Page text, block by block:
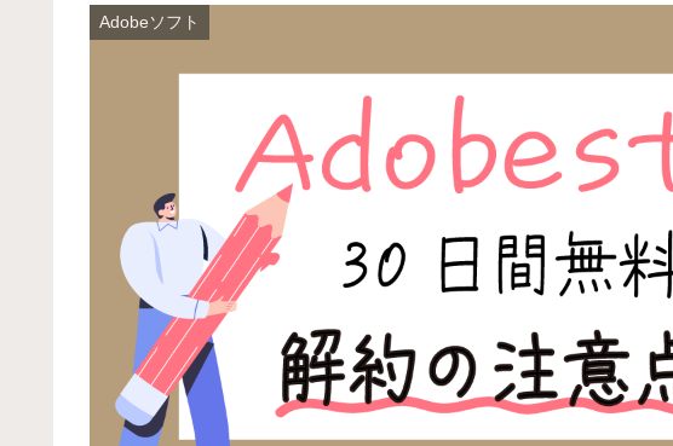
Adobeソフト